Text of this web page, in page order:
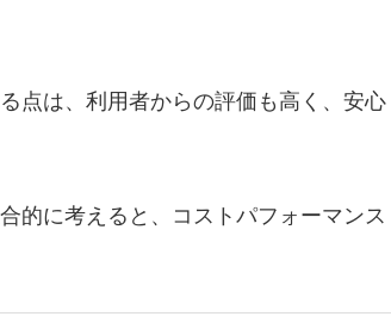
点は、利用者からの評価も高く、安心
的に考えると、コストパフォーマンス